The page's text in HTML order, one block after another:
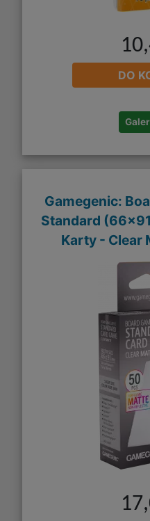
DO
Gamegenic:
Standard
Karty - Clear